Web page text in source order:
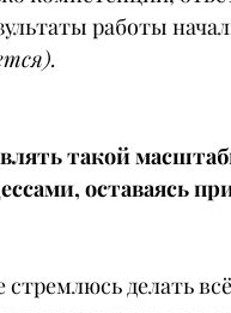
работы
такой
оставаясь
делать